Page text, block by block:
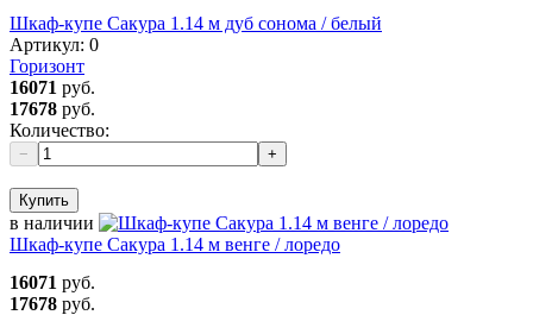
Шкаф-купе Сакура 1.14 м дуб сонома / белый
Артикул: 0
Горизонт
16071 руб.
17678 руб.
Количество:
− +
Купить
в наличии
Шкаф-купе Сакура 1.14 м венге / лоредо
16071 руб.
17678 руб.